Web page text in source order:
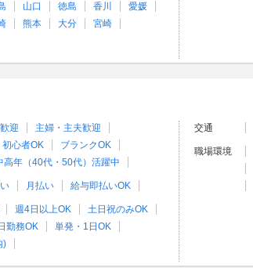
山口 徳島 香川
愛媛
熊本 大分
宮崎
迎
主婦・主夫歓迎
心者OK
ブランクOK
高年（40代・50代）活躍中
月払い 給与即払いOK
週4日以上OK
土日祝のみOK
勤務OK
単発・1日OK
)
交通
職場環境